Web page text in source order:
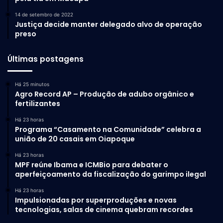
tecnológico.
“Consolida-se, assim, um marco
legal robusto para o
14 de setembro de 2022
Justiça decide manter delegado alvo de operação
preso
Últimas postagens
Há 25 minutos
Agro Record AP – Produção de adubo orgânico e
fertilizantes
Há 23 horas
Programa “Casamento na Comunidade” celebra a
união de 20 casais em Oiapoque
Há 23 horas
MPF reúne Ibama e ICMBio para debater o
aperfeiçoamento da fiscalização do garimpo ilegal
Há 23 horas
Impulsionadas por superproduções e novas
tecnologias, salas de cinema quebram recordes